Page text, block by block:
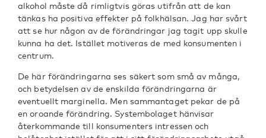
alkohol måste då rimligtvis göras utifrån att de kan
tänkas ha positiva effekter på folkhälsan. Jag har svårt
att se hur någon av de förändringar jag tagit upp skulle
kunna ha det. Istället motiveras de med konsumenten i
centrum.
De här förändringarna ses säkert som små av många,
och betydelsen av de enskilda förändringarna är
eventuellt marginella. Men sammantaget pekar de på
en oroande förändring. Systembolaget hänvisar
återkommande till konsumenters intressen och